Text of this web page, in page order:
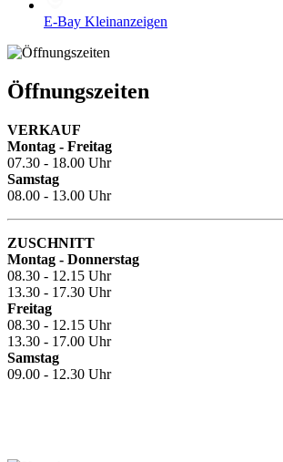
E-Bay Kleinanzeigen
Öffnungszeiten
VERKAUF
Montag - Freitag
07.30 - 18.00 Uhr
Samstag
08.00 - 13.00 Uhr
ZUSCHNITT
Montag - Donnerstag
08.30 - 12.15 Uhr
13.30 - 17.30 Uhr
Freitag
08.30 - 12.15 Uhr
13.30 - 17.00 Uhr
Samstag
09.00 - 12.30 Uhr